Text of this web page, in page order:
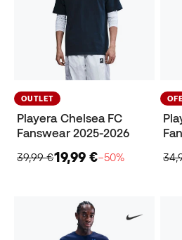
OUTLET
Playera Chelsea FC
Fanswear 2025-2026
39,99 €19,99 €−50%